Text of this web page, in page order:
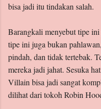
bisa jadi itu tindakan salah.
Barangkali menyebut tipe
tipe ini juga bukan
pindah, dan tidak tertebak.
mereka jadi jahat. Sesuka
Villain bisa jadi sangat
dilihat dari tokoh Robin